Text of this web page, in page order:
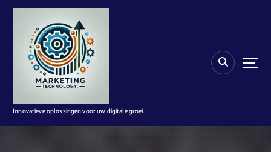
n
Innovatieve oplossingen voor uw digitale groei.